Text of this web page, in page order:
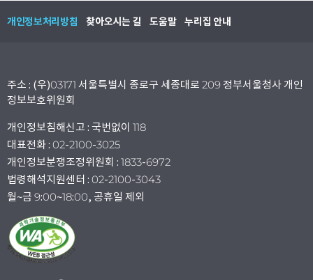
개인정보처리방침 찾아오시는 길 도움말 누리집 안내
주소 : (우)03171 서울특별시 종로구 세종대로 209 정부서울청사 개인
정보보호위원회
개인정보침해신고 : 국번없이 118
대표전화 : 02-2100-3025
개인정보분쟁조정위원회 : 1833-6972
법령해석지원센터 : 02-2100-3043
월~금 9:00~18:00, 공휴일 제외